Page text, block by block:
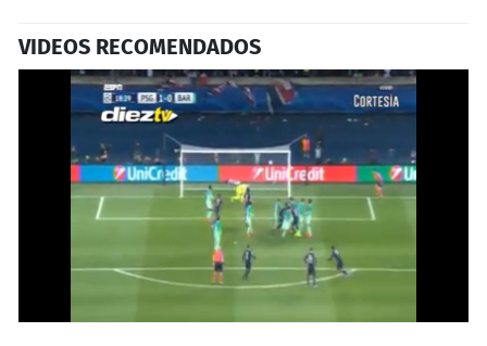
VIDEOS RECOMENDADOS